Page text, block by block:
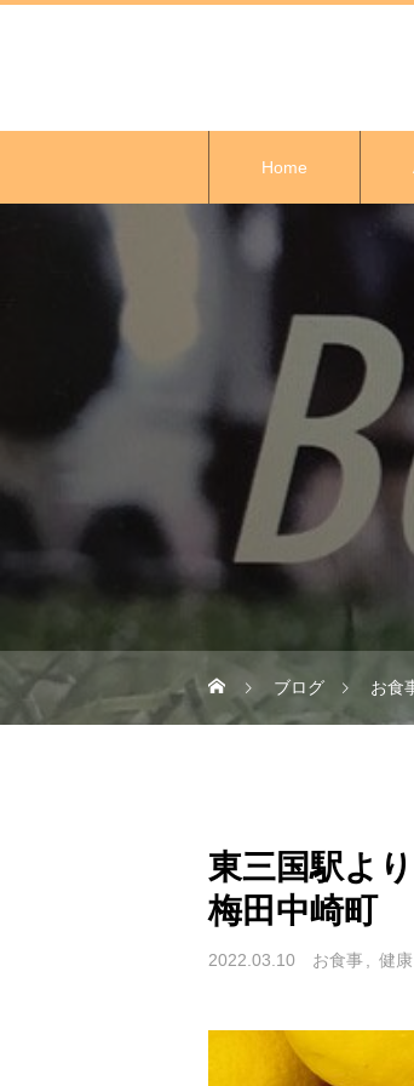
Home
ブログ お食
東三国駅よ
梅田中崎町
2022.03.10 お食事 健康